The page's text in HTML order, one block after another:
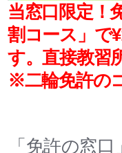
当窓口限定！
割コース」で
す。直接教習
※二輪免許の
「免許の窓